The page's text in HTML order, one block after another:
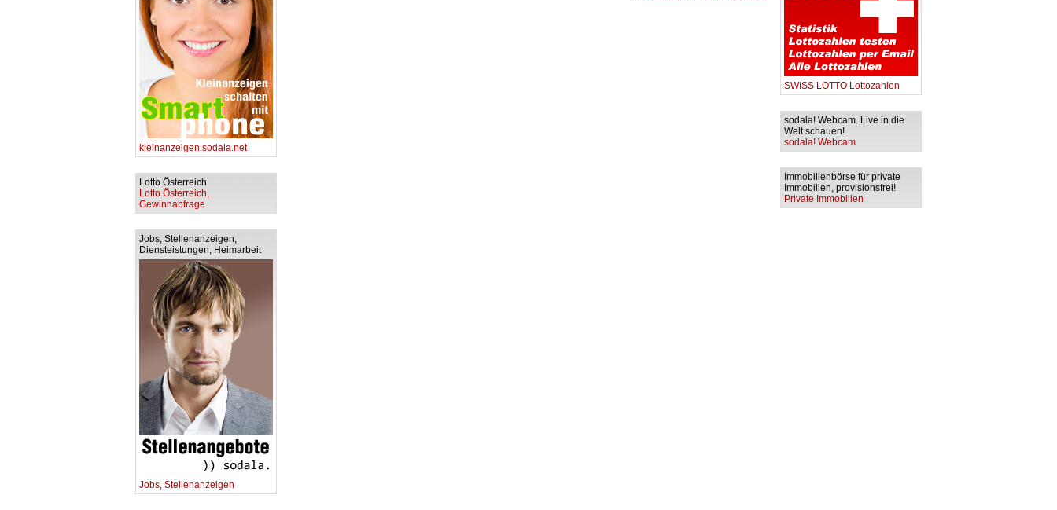
kleinanzeigen.sodala.net
Lotto Österreich
Lotto Österreich,
Gewinnabfrage
Jobs, Stellenanzeigen,
Diensteistungen, Heimarbeit
Jobs, Stellenanzeigen
SWISS LOTTO Lottozahlen
sodala! Webcam. Live in die
Welt schauen!
sodala! Webcam
Immobilienbörse für private
Immobilien, provisionsfrei!
Private Immobilien